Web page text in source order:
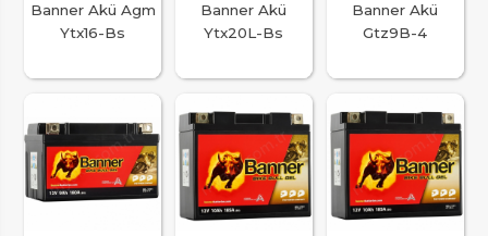
Banner Akü Agm
Ytx16-Bs
Banner Akü
Ytx20L-Bs
Banner Akü
Gtz9B-4